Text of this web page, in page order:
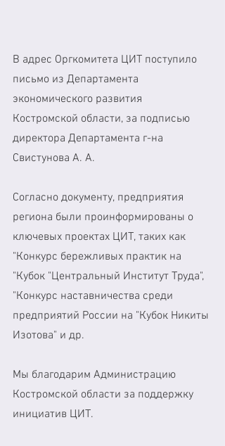
В адрес Оргкомитета ЦИТ поступило
письмо из Департамента
экономического развития
Костромской области, за подписью
директора Департамента г-на
Свистунова А. А.
Согласно документу, предприятия
региона были проинформированы о
ключевых проектах ЦИТ, таких как
"Конкурс бережливых практик на
"Кубок "Центральный Институт Труда",
"Конкурс наставничества среди
предприятий России на "Кубок Никиты
Изотова" и др.
Мы благодарим Администрацию
Костромской области за поддержку
инициатив ЦИТ.